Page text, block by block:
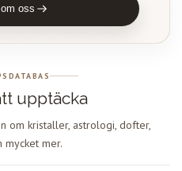
om oss
upptäcka
om kristaller, astrologi, dofter,
mycket mer.